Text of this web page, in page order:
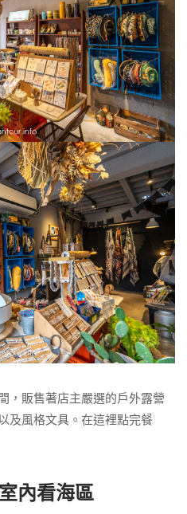
，販售著店主嚴選的戶外露營
及風格文具。在這裡點完餐
內看海區